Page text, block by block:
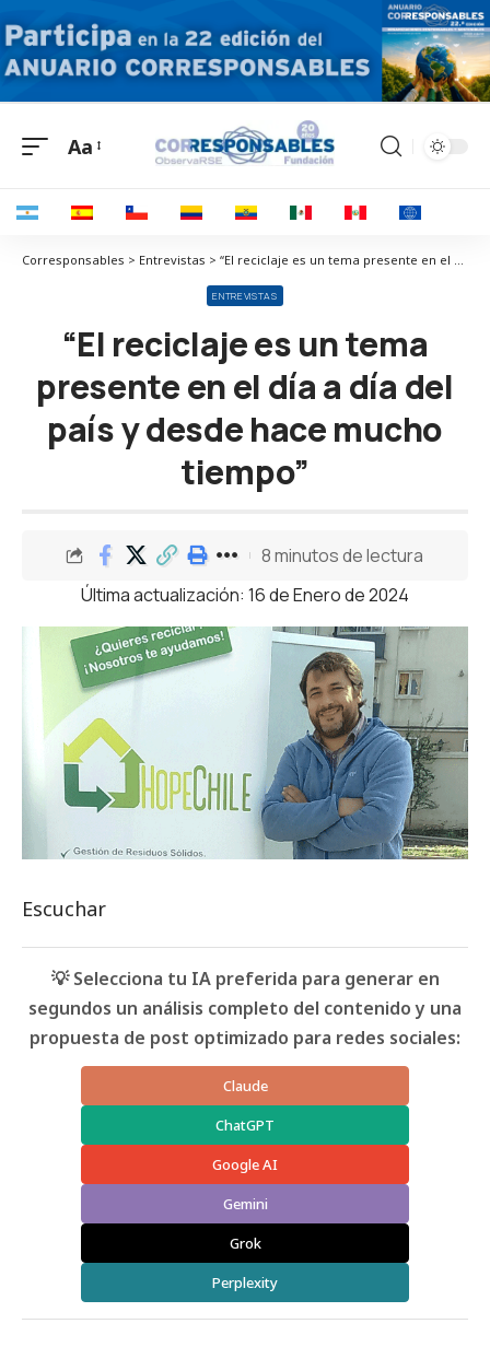
Aa
Corresponsables > Entrevistas > “El reciclaje es un tema presente en el día a día del país y desde hace mucho tiempo”
ENTREVISTAS
“El reciclaje es un tema
presente en el día a día del
país y desde hace mucho
tiempo”
Última actualización: 16 de Enero de 2024
8 minutos de lectura
Escuchar
💡 Selecciona tu IA preferida para generar en
segundos un análisis completo del contenido y una
propuesta de post optimizado para redes sociales:
Claude
ChatGPT
Google AI
Gemini
Grok
Perplexity